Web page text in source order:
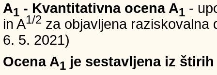
A1 - Kvantitativna ocena A1 -
in A1/2 za objavljena raziskovalna
6. 5. 2021)
Ocena A1 je sestavljena iz